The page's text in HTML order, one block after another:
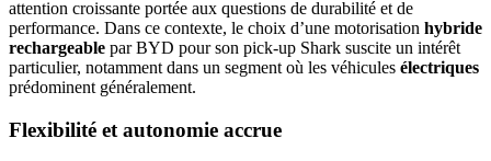
attention croissante portée aux questions de durabilité et de
performance. Dans ce contexte, le choix d’une motorisation hybride
rechargeable par BYD pour son pick-up Shark suscite un intérêt
particulier, notamment dans un segment où les véhicules électriques
prédominent généralement.
Flexibilité et autonomie accrue